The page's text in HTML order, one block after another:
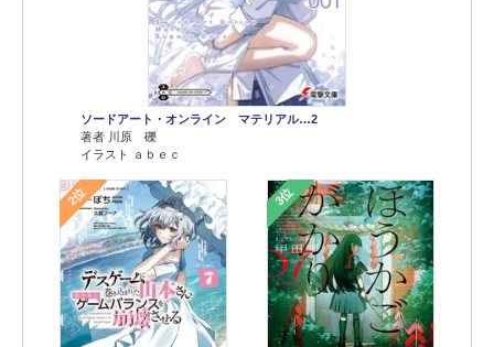
ソードアート・オンライン マテリアル…2
著者 川原 礫
イラスト ａｂｅｃ
2位 3位